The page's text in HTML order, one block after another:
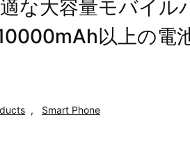
な大容量モバイル
以上の電
, Smart Phone